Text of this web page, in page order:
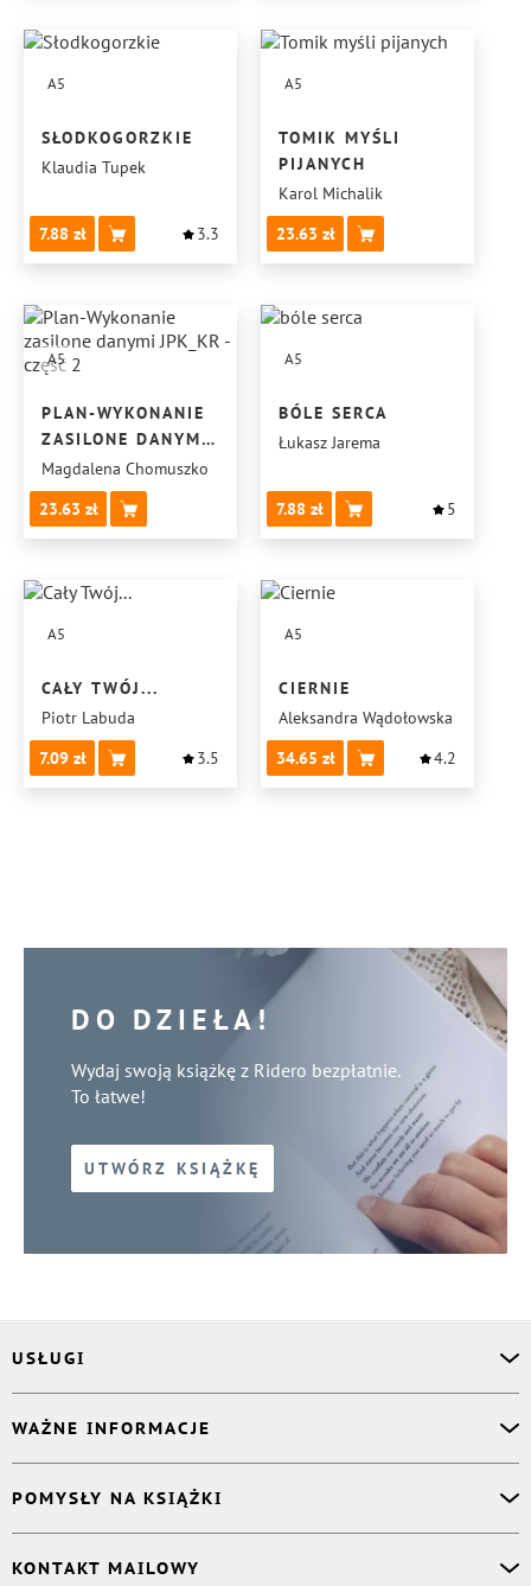
A5
SŁODKOGORZKIE
Klaudia Tupek
7.88 3.3
A5
TOMIK MYŚLI
PIJANYCH
Karol Michalik
23.63
A5
PLAN-WYKONANIE
ZASILONE DANYMI
JPK_KR -CZĘŚĆ 2
Magdalena Chomuszko
23.63
A5
BÓLE SERCA
Łukasz Jarema
7.88 5
A5
CAŁY TWÓJ...
Piotr Labuda
7.09
3.5
A5
CIERNIE
Aleksandra Wądołowska
34.65
4.2
DO DZIEŁA!
Wydaj swoją książkę z Ridero bezpłatnie.
To łatwe!
UTWÓRZ KSIĄŻKĘ
USŁUGI
Korektor
Projektant okładki
Druk Twojej książki
Publikacja
WAŻNE INFORMACJE
Książki Ridero
Pomoc
Polityka prywatności
POMYSŁY NA KSIĄŻKI
Dzienniczek malucha
KONTAKT MAILOWY